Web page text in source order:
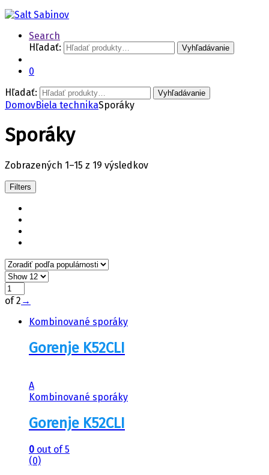
Search
Hľadať:
Vyhľadávanie
0
Hľadať:
Vyhľadávanie
DomovBiela technikaSporáky
Sporáky
Zobrazených 1–15 z 19 výsledkov
Filters
of 2 →
Kombinované sporáky
Gorenje K52CLI
A
Kombinované sporáky
Gorenje K52CLI
0 out of 5
(0)